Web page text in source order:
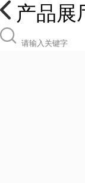
产品展